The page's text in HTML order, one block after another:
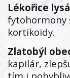
Lékořice
fytohormony
kortikoidy.
Zlatobýl
kapilár,